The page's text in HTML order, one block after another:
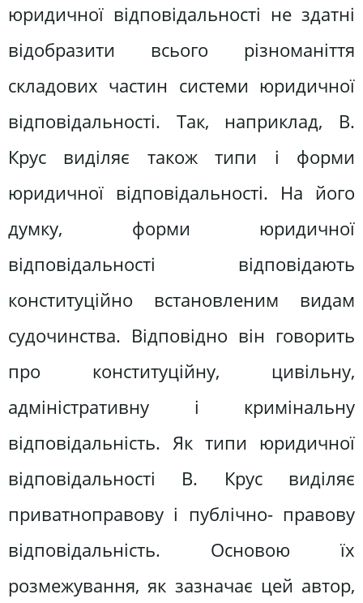
юридичної відповідальності не здатні
відобразити всього різноманіття
складових частин системи юридичної
відповідальності. Так, наприклад, В.
Крус виділяє також типи і форми
юридичної відповідальності. На його
думку, форми юридичної
відповідальності відповідають
конституційно встановленим видам
судочинства. Відповідно він говорить
про конституційну, цивільну,
адміністративну і кримінальну
відповідальність. Як типи юридичної
відповідальності В. Крус виділяє
приватноправову і публічно- правову
відповідальність. Основою їх
розмежування, як зазначає цей автор,